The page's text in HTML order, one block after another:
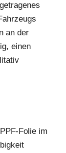
an der
einen
Folie im